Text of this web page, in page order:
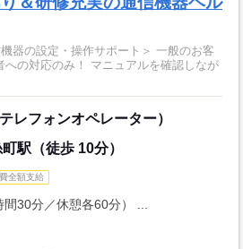
器の設定・操作サポート＞ 一般のお客
の対応のみ！ マニュアルを確認しなが
レフォンオペレーター）
駅（徒歩 10分）
全額支給
30分／休憩各60分） ...